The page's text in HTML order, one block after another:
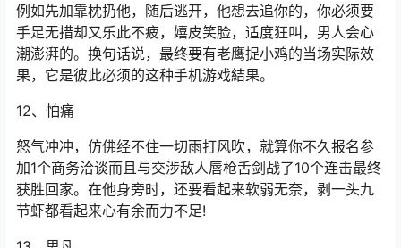
例如先加靠枕扔他，随后逃开，他想去追你的，你必须要
手足无措却又乐此不疲，嬉皮笑脸，适度狂叫，男人会心
潮澎湃的。换句话说，最终要有老鹰捉小鸡的当场实际效
果，它是彼此必须的这种手机游戏結果。
12、怕痛
怒气冲冲，仿佛经不住一切雨打风吹，就算你不久报名参
加1个商务洽谈而且与交涉敌人唇枪舌剑战了10个连击最终
获胜回家。在他身旁时，还要看起来软弱无奈，剥一头九
节虾都看起来心有余而力不足!